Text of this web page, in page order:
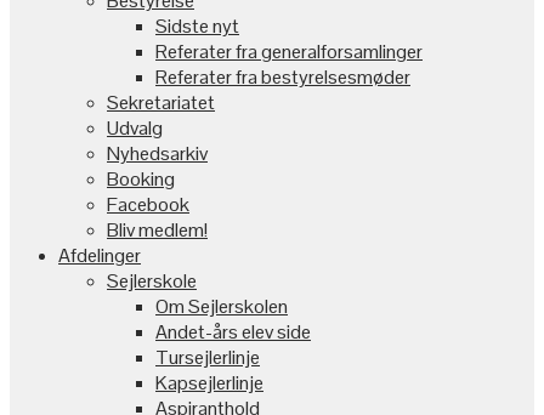
Sidste nyt
Referater fra generalforsamlinger
Referater fra bestyrelsesmøder
Sekretariatet
Udvalg
Nyhedsarkiv
Booking
Facebook
Bliv medlem!
Afdelinger
Sejlerskole
Om Sejlerskolen
Andet-års elev side
Tursejlerlinje
Kapsejlerlinje
Aspiranthold